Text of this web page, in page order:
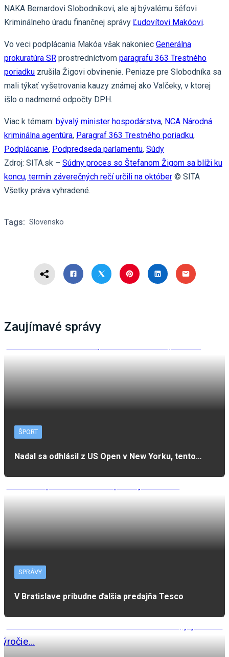
NAKA Bernardovi Slobodníkovi, ale aj bývalému šéfovi
Kriminálneho úradu finančnej správy Ľudovítovi Makóovi.
Vo veci podplácania Makóa však nakoniec Generálna
prokuratúra SR prostredníctvom paragrafu 363 Trestného
poriadku zrušila Žigovi obvinenie. Peniaze pre Slobodníka sa
mali týkať vyšetrovania kauzy známej ako Valčeky, v ktorej
išlo o nadmerné odpočty DPH.
Viac k témam: bývalý minister hospodárstva, NCA Národná
kriminálna agentúra, Paragraf 363 Trestného poriadku,
Podplácanie, Podpredseda parlamentu, Súdy
Zdroj: SITA.sk – Súdny proces so Štefanom Žigom sa blíži ku
koncu, termín záverečných rečí určili na október © SITA
Všetky práva vyhradené.
Tags: Slovensko
Zaujímavé správy
ŠPORT
Nadal sa odhlásil z US Open v New Yorku, tento…
SPRÁVY
V Bratislave pribudne ďalšia predajňa Tesco